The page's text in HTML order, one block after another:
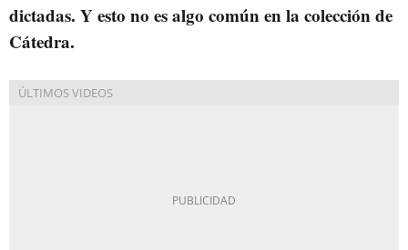
dictadas. Y esto no es algo común en la colección de
Cátedra.